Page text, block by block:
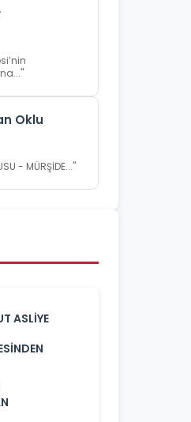
Oklu
- MÜRŞİDE..."
ASLİYE